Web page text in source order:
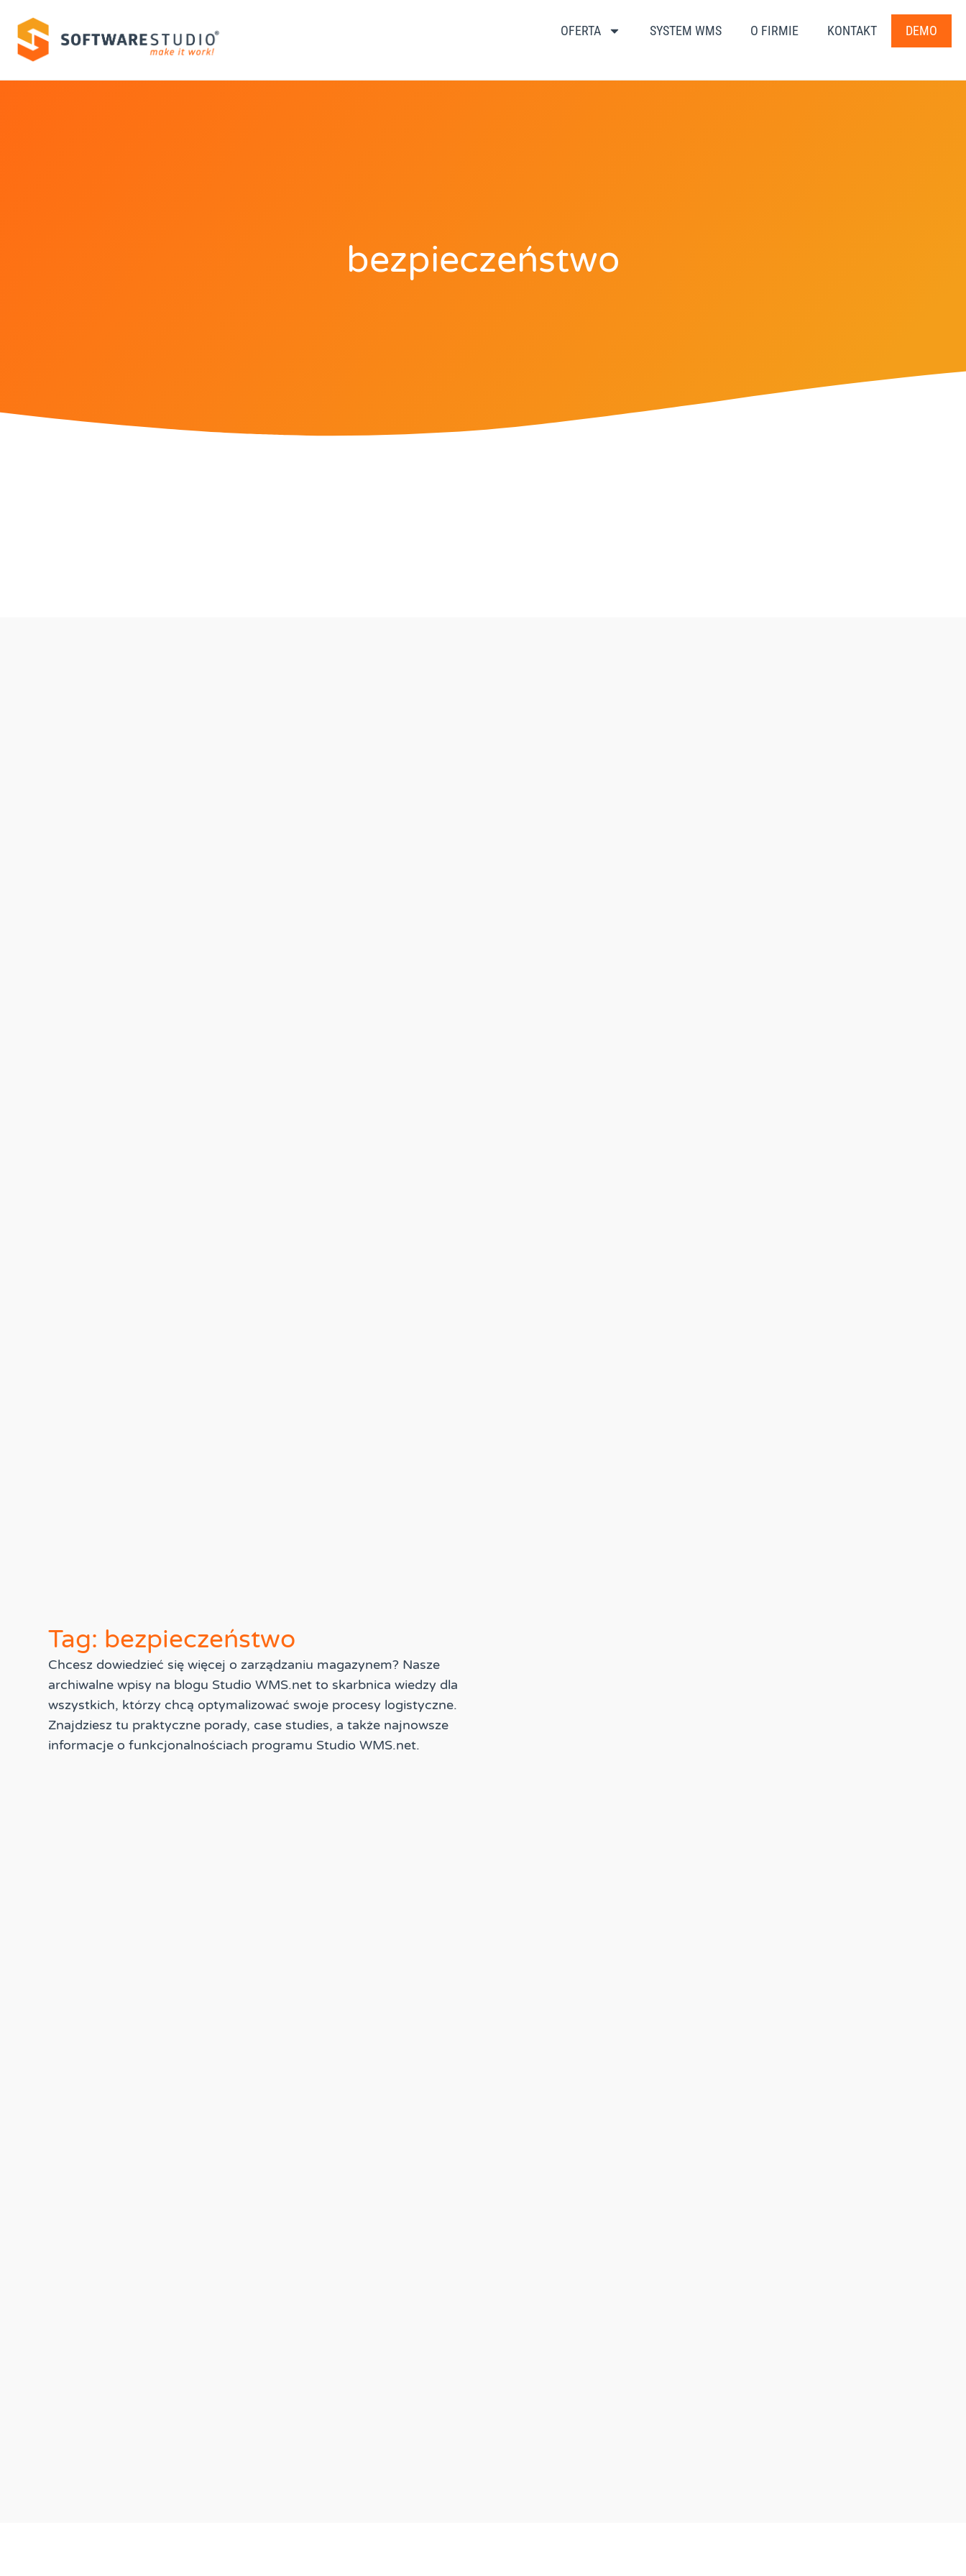
OFERTA SYSTEM WMS O FIRMIE KONTAKT DEMO
bezpieczeństwo
Tag: bezpieczeństwo
Chcesz dowiedzieć się więcej o zarządzaniu magazynem? Nasze
archiwalne wpisy na blogu Studio WMS.net to skarbnica wiedzy dla
wszystkich, którzy chcą optymalizować swoje procesy logistyczne.
Znajdziesz tu praktyczne porady, case studies, a także najnowsze
informacje o funkcjonalnościach programu Studio WMS.net.